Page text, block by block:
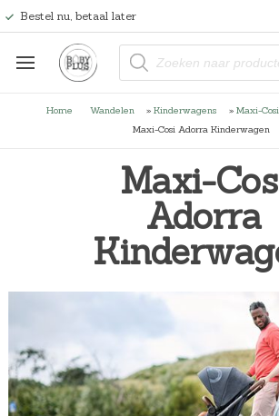
Bestel nu, betaal later
P
o
c
z
e
Home Wandelen » Kinderwagens » Maxi-
Maxi-Cosi Adorra Kinderwagen
Maxi-
Adorra